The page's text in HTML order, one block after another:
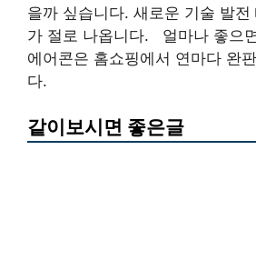
을까 싶습니다. 새로운 기술 발
가 절로 나옵니다. ​ ​ 얼마나 좋으
에어콘은 홈쇼핑에서 연마다 완
다.
같이보시면 좋은글